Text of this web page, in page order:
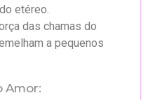
etéreo.
das chamas do
a pequenos
Amor: